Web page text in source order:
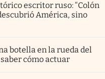
escritor ruso: “Colón
América, sino
botella en la rueda del
cómo actuar